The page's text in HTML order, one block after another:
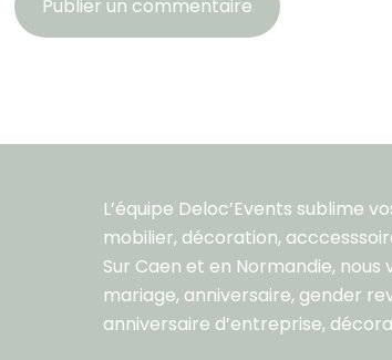
L’équipe Deloc’Events sublime
mobilier, décoration,
Sur Caen et en Normandie,
mariage, anniversaire, gender
anniversaire d’entreprise,